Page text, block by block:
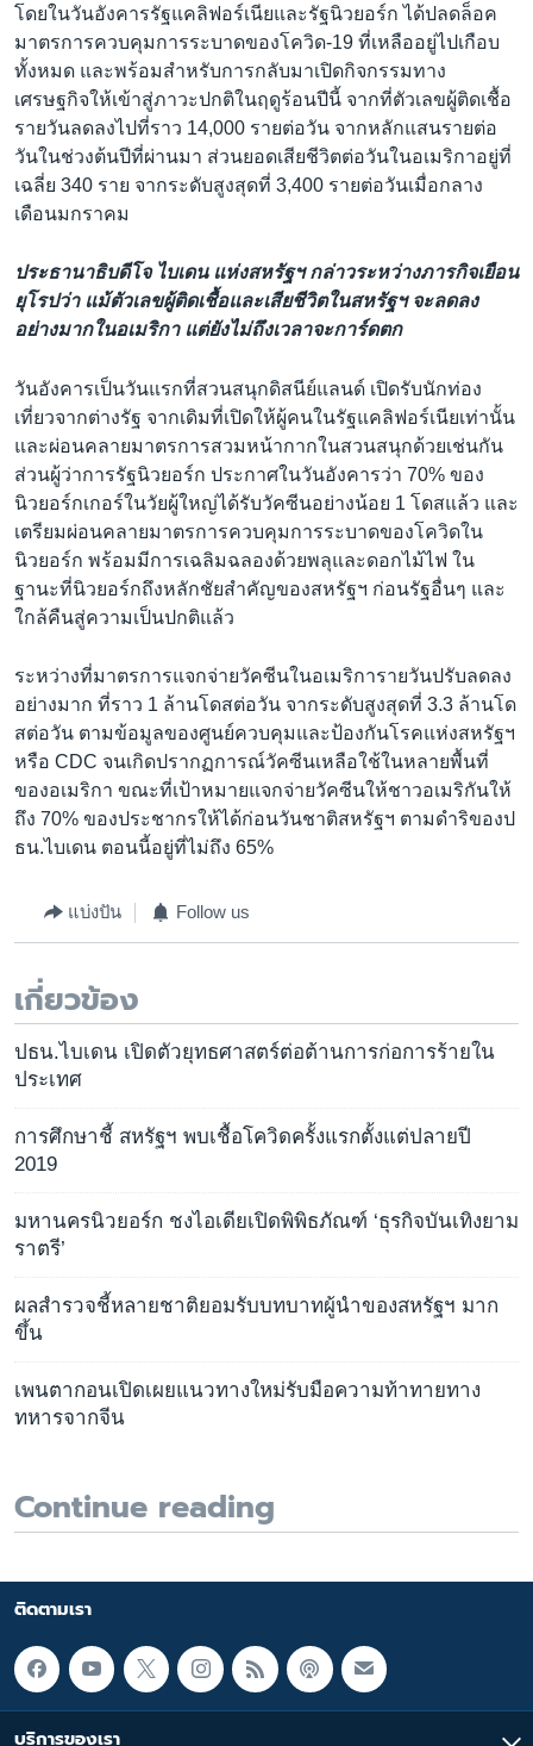
โดยในวันอังคารรัฐแคลิฟอร์เนียและรัฐนิวยอร์ก ได้ปลดล็อค
มาตรการควบคุมการระบาดของโควิด-19 ที่เหลืออยู่ไปเกือบ
ทั้งหมด และพร้อมสำหรับการกลับมาเปิดกิจกรรมทาง
เศรษฐกิจให้เข้าสู่ภาวะปกติในฤดูร้อนปีนี้ จากที่ตัวเลขผู้ติดเชื้อ
รายวันลดลงไปที่ราว 14,000 รายต่อวัน จากหลักแสนรายต่อ
วันในช่วงต้นปีที่ผ่านมา ส่วนยอดเสียชีวิตต่อวันในอเมริกาอยู่ที่
เฉลี่ย 340 ราย จากระดับสูงสุดที่ 3,400 รายต่อวันเมื่อกลาง
เดือนมกราคม
ประธานาธิบดีโจ ไบเดน แห่งสหรัฐฯ กล่าวระหว่างภารกิจเยือน
ยุโรปว่า แม้ตัวเลขผู้ติดเชื้อและเสียชีวิตในสหรัฐฯ จะลดลง
อย่างมากในอเมริกา แต่ยังไม่ถึงเวลาจะการ์ดตก
วันอังคารเป็นวันแรกที่สวนสนุกดิสนีย์แลนด์ เปิดรับนักท่อง
เที่ยวจากต่างรัฐ จากเดิมที่เปิดให้ผู้คนในรัฐแคลิฟอร์เนียเท่านั้น
และผ่อนคลายมาตรการสวมหน้ากากในสวนสนุกด้วยเช่นกัน
ส่วนผู้ว่าการรัฐนิวยอร์ก ประกาศในวันอังคารว่า 70% ของ
นิวยอร์กเกอร์ในวัยผู้ใหญ่ได้รับวัคซีนอย่างน้อย 1 โดสแล้ว และ
เตรียมผ่อนคลายมาตรการควบคุมการระบาดของโควิดใน
นิวยอร์ก พร้อมมีการเฉลิมฉลองด้วยพลุและดอกไม้ไฟ ใน
ฐานะที่นิวยอร์กถึงหลักชัยสำคัญของสหรัฐฯ ก่อนรัฐอื่นๆ และ
ใกล้คืนสู่ความเป็นปกติแล้ว
ระหว่างที่มาตรการแจกจ่ายวัคซีนในอเมริการายวันปรับลดลง
อย่างมาก ที่ราว 1 ล้านโดสต่อวัน จากระดับสูงสุดที่ 3.3 ล้านโด
สต่อวัน ตามข้อมูลของศูนย์ควบคุมและป้องกันโรคแห่งสหรัฐฯ
หรือ CDC จนเกิดปรากฏการณ์วัคซีนเหลือใช้ในหลายพื้นที่
ของอเมริกา ขณะที่เป้าหมายแจกจ่ายวัคซีนให้ชาวอเมริกันให้
ถึง 70% ของประชากรให้ได้ก่อนวันชาติสหรัฐฯ ตามดำริของป
ธน.ไบเดน ตอนนี้อยู่ที่ไม่ถึง 65%
แบ่งปัน Follow us
เกี่ยวข้อง
ปธน.ไบเดน เปิดตัวยุทธศาสตร์ต่อต้านการก่อการร้ายใน
ประเทศ
การศึกษาชี้ สหรัฐฯ พบเชื้อโควิดครั้งแรกตั้งแต่ปลายปี
2019
มหานครนิวยอร์ก ชงไอเดียเปิดพิพิธภัณฑ์ ‘ธุรกิจบันเทิงยาม
ราตรี’
ผลสำรวจชี้หลายชาติยอมรับบทบาทผู้นำของสหรัฐฯ มาก
ขึ้น
เพนตากอนเปิดเผยแนวทางใหม่รับมือความท้าทายทาง
ทหารจากจีน
Continue reading
ติดตามเรา
บริการของเรา